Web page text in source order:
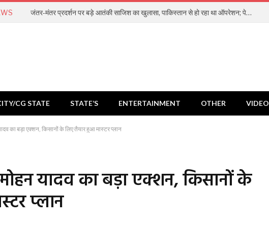
जंतर-मंतर प्रदर्शन पर बड़े आतंकी साजिश का खुलासा, पाकिस्तान से हो रहा था ऑपरेशन; पेट्रोल बम हमले की थी तैयारी
CG STATE STATE’S ENTERTAINMENT OTHER VIDEO
का बड़ा एक्शन, किसानों के लिए तैयार हुआ मास्टर प्लान
यादव का बड़ा एक्शन, किसानों के
प्लान